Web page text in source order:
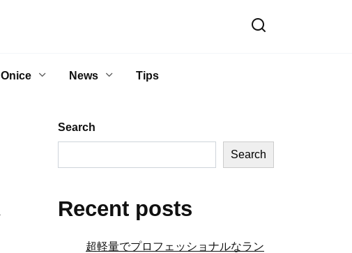
Onice News Tips
Search
Search
Recent posts
超軽量でプロフェッショナルなラン